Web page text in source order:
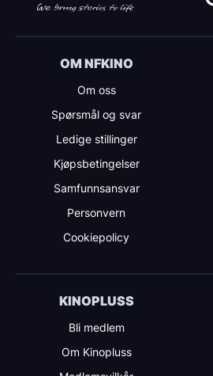
OM NFKINO
Om oss
Spørsmål og svar
Ledige stillinger
Kjøpsbetingelser
Samfunnsansvar
Personvern
Cookiepolicy
KINOPLUSS
Bli medlem
Om Kinopluss